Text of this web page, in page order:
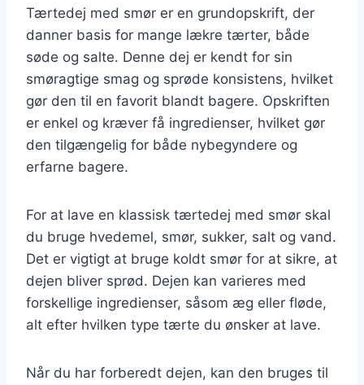
Tærtedej med smør er en grundopskrift, der
danner basis for mange lækre tærter, både
søde og salte. Denne dej er kendt for sin
smøragtige smag og sprøde konsistens, hvilket
gør den til en favorit blandt bagere. Opskriften
er enkel og kræver få ingredienser, hvilket gør
den tilgængelig for både nybegyndere og
erfarne bagere.
For at lave en klassisk tærtedej med smør skal
du bruge hvedemel, smør, sukker, salt og vand.
Det er vigtigt at bruge koldt smør for at sikre, at
dejen bliver sprød. Dejen kan varieres med
forskellige ingredienser, såsom æg eller fløde,
alt efter hvilken type tærte du ønsker at lave.
Når du har forberedt dejen, kan den bruges til